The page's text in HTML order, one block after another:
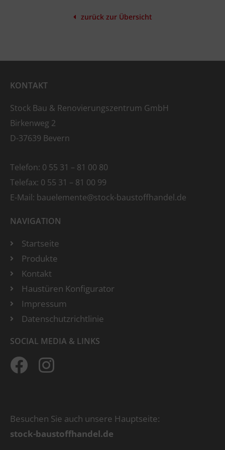
zurück zur Übersicht
KONTAKT
Stock Bau & Renovierungszentrum GmbH
Birkenweg 2
D-37639 Bevern
Telefon: 0 55 31 – 81 00 80
Telefax: 0 55 31 – 81 00 99
E-Mail: bauelemente@stock-baustoffhandel.de
NAVIGATION
Startseite
Produkte
Kontakt
Haustüren Konfigurator
Impressum
Datenschutzrichtlinie
SOCIAL MEDIA & LINKS
Besuchen Sie auch unsere Hauptseite:
stock-baustoffhandel.de